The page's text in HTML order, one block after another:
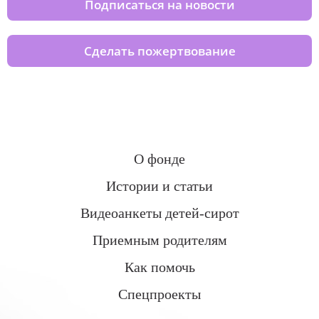
Подписаться на новости
Сделать пожертвование
О фонде
Истории и статьи
Видеоанкеты детей-сирот
Приемным родителям
Как помочь
Спецпроекты